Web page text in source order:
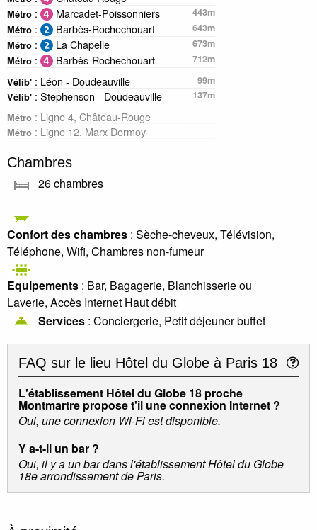
Métro : Marcadet-Poissonniers
443m
Métro : Barbès-Rochechouart
643m
Métro : La Chapelle
673m
Métro : Barbès-Rochechouart
712m
Vélib' : Léon - Doudeauville
99m
Vélib' : Stephenson - Doudeauville
137m
Métro : Ligne 4, Château-Rouge
Métro : Ligne 12, Marx Dormoy
Chambres
26 chambres
Confort des chambres : Sèche-cheveux, Télévision,
Téléphone, Wifi, Chambres non-fumeur
Equipements : Bar, Bagagerie, Blanchisserie ou
Laverie, Accès Internet Haut débit
Services : Conciergerie, Petit déjeuner buffet
FAQ sur le lieu Hôtel du Globe à Paris 18
L'établissement Hôtel du Globe 18 proche
Montmartre propose t'il une connexion Internet ?
Oui, une connexion Wi-Fi est disponible.
Y a-t-il un bar ?
Oui, il y a un bar dans l'établissement Hôtel du Globe
18e arrondissement de Paris.